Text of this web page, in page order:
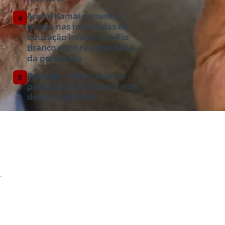
4 André Kamai denuncia
queda nas matrículas da
educação infantil em Rio
Branco e cobra prioridade
da prefeitura
5 Poronga – Notas sobre a
política acreana sem medo
de ser espinhoso